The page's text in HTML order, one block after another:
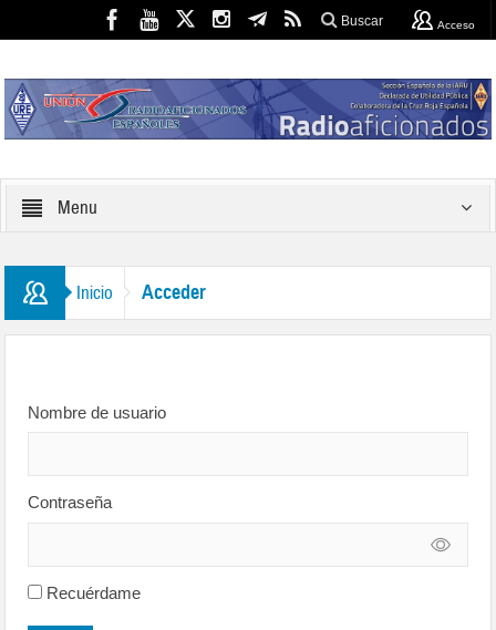
Buscar Acceso
Menu
Inicio Acceder
Nombre de usuario
Contraseña
Recuérdame